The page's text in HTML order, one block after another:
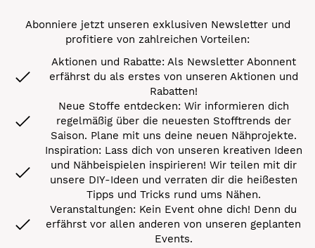
Abonniere jetzt unseren exklusiven Newsletter und
profitiere von zahlreichen Vorteilen:
Aktionen und Rabatte: Als Newsletter Abonnent
erfährst du als erstes von unseren Aktionen und
Rabatten!
Neue Stoffe entdecken: Wir informieren dich
regelmäßig über die neuesten Stofftrends der
Saison. Plane mit uns deine neuen Nähprojekte.
Inspiration: Lass dich von unseren kreativen Ideen
und Nähbeispielen inspirieren! Wir teilen mit dir
unsere DIY-Ideen und verraten dir die heißesten
Tipps und Tricks rund ums Nähen.
Veranstaltungen: Kein Event ohne dich! Denn du
erfährst vor allen anderen von unseren geplanten
Events.